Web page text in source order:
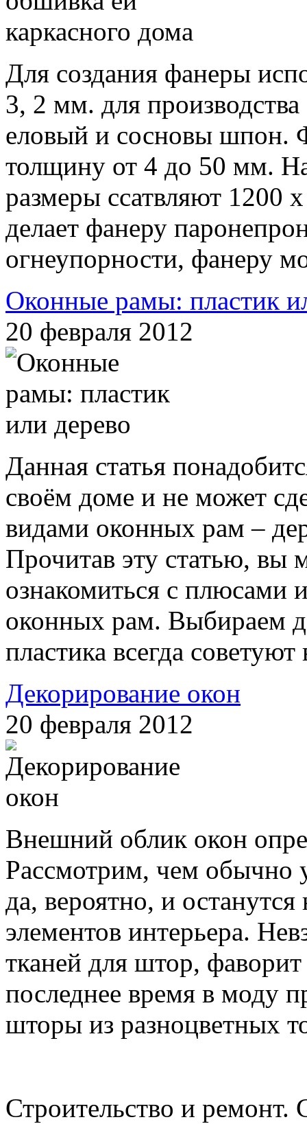
Для создания фанеры
3, 2 мм. для
еловый и сосновы шпон.
толщину от 4 до 50 мм.
размеры ссатвляют 1200
делает фанеру
огнеупорности, фанеру
Оконные рамы: пластик
20 февраля 2012
Данная статья
своём доме и не может
видами оконных рам –
Прочитав эту статью, вы
ознакомиться с плюсами
оконных рам. Выбираем
пластика всегда
Декорирование окон
20 февраля 2012
Внешний облик окон
Рассмотрим, чем
да, вероятно, и
элементов интерьера.
тканей для штор,
последнее время в моду
шторы из разноцветных
Строительство и